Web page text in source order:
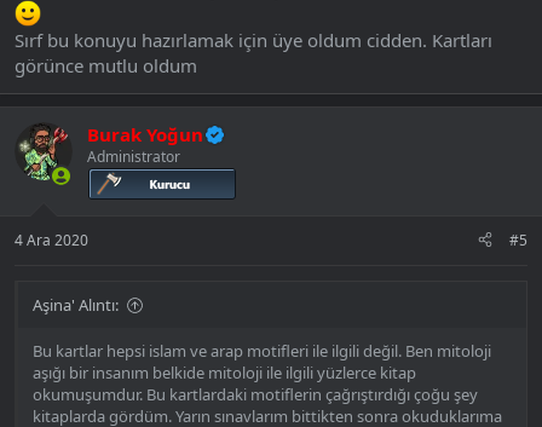
Sırf bu konuyu hazırlamak için üye oldum cidden. Kartları
görünce mutlu oldum
Burak Yoğun
Administrator
4 Ara 2020 #5
Aşina' Alıntı:
Bu kartlar hepsi islam ve arap motifleri ile ilgili değil. Ben mitoloji
aşığı bir insanım belkide mitoloji ile ilgili yüzlerce kitap
okumuşumdur. Bu kartlardaki motiflerin çağrıştırdığı çoğu şey
kitaplarda gördüm. Yarın sınavlarım bittikten sonra okuduklarıma